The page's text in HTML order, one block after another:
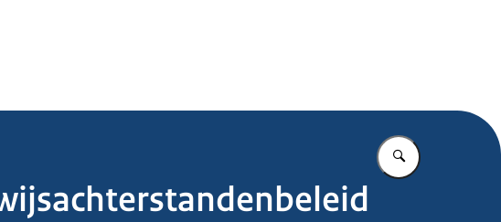
Vul in wat u